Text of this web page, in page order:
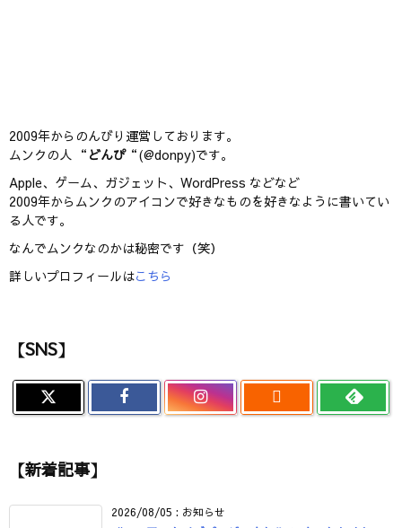
2009年からのんびり運営しております。
ムンクの人 “ どんぴ“(@donpy)です。
Apple、ゲーム、ガジェット、WordPress などなど
2009年からムンクのアイコンで好きなものを好きなように書いてい
る人です。
なんでムンクなのかは秘密です（笑）
詳しいプロフィールはこちら
【SNS】

【新着記事】
2026/08/05 : お知らせ